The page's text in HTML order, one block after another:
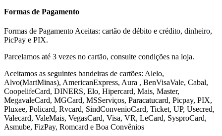
Formas de Pagamento
Formas de Pagamento Aceitas: cartão de débito e crédito, dinheiro,
PicPay e PIX.
Parcelamos até 3 vezes no cartão, consulte condições na loja.
Aceitamos as seguintes bandeiras de cartões: Alelo,
Alvo(MartMinas), AmericanExpress, Aura , BenVisaVale, Cabal,
CoopelifeCard, DINERS, Elo, Hipercard, Mais, Master,
MegavaleCard, MGCard, MSServiços, Paracatucard, Picpay, PIX,
Pluxee, Policard, Rvcard, SindConvenioCard, Ticket, UP, Usecred,
Valecard, ValeMais, VegasCard, Visa, VR, LeCard, SysproCard,
Asmube, FizPay, Romcard e Boa Convênios